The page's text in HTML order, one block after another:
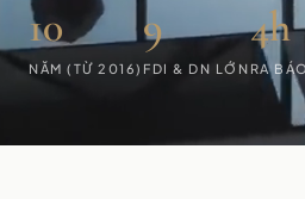
10
NĂM (TỪ 2016)
9
FDI & DN LỚN
4h
RA